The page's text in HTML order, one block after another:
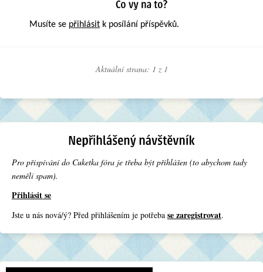
Musíte se přihlásit k posílání příspěvků.
Aktuální strana: 1 z 1
Pro přispívání do Cuketka fóra je třeba být přihlášen (to abychom tady
neměli spam).
Přihlásit se
Jste u nás nová/ý? Před přihlášením je potřeba se zaregistrovat.